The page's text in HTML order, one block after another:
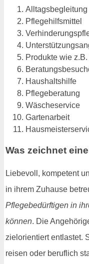
Alltagsbegleitung
Pflegehilfsmittel
Produkte wie
Haushaltshilfe
Pflegeberatung
Wäscheservice
Gartenarbeit
Was zeichnet
Liebevoll, kompetent
in ihrem Zuhause
Pflegebedürftigen in
können. Die
zielorientiert entlastet.
reisen oder beruflich